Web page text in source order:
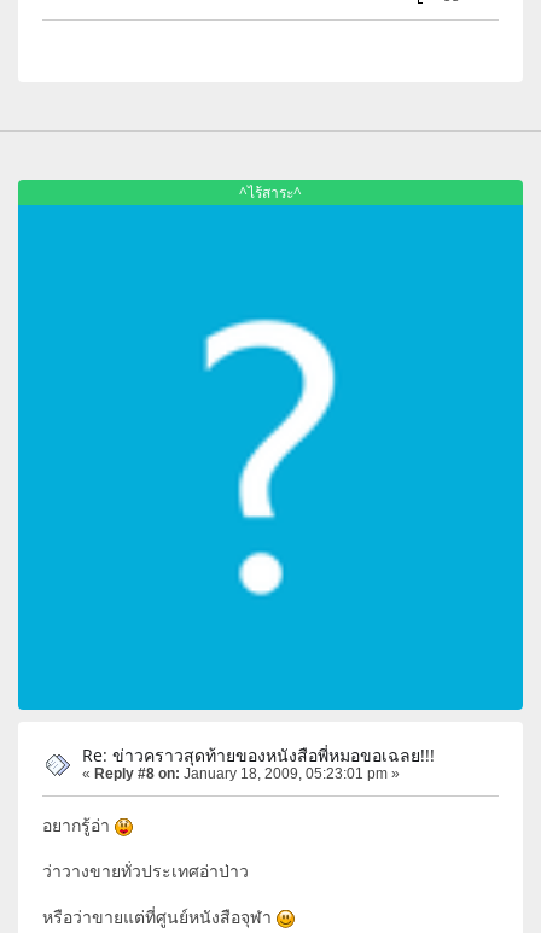
^ไร้สาระ^
Re: ข่าวคราวสุดท้ายของหนังสือพี่หมอขอเฉลย!!!
« Reply #8 on: January 18, 2009, 05:23:01 pm »
อยากรู้อ่า
ว่าวางขายทั่วประเทศอ่าป่าว
หรือว่าขายแต่ที่ศูนย์หนังสือจุฬา